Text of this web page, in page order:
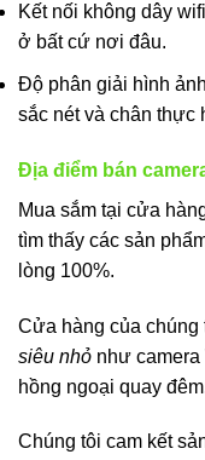
Kết nối không dây
ở bất cứ nơi đâu.
Độ phân giải hình
sắc nét và chân thực
Địa điểm bán
Mua sắm tại cửa
tìm thấy các sản
lòng 100%.
Cửa hàng của chúng
siêu nhỏ như camera
hồng ngoại quay
Chúng tôi cam kết